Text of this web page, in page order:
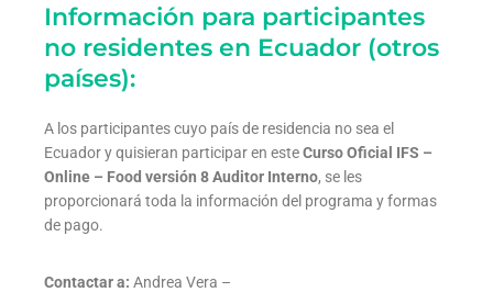
Información para participantes
no residentes en Ecuador (otros
países):
A los participantes cuyo país de residencia no sea el
Ecuador y quisieran participar en esteCurso Oficial IFS –
Online – Food versión 8 Auditor Interno, se les
proporcionará toda la información del programa y formas
de pago.
Contactar a: Andrea Vera –